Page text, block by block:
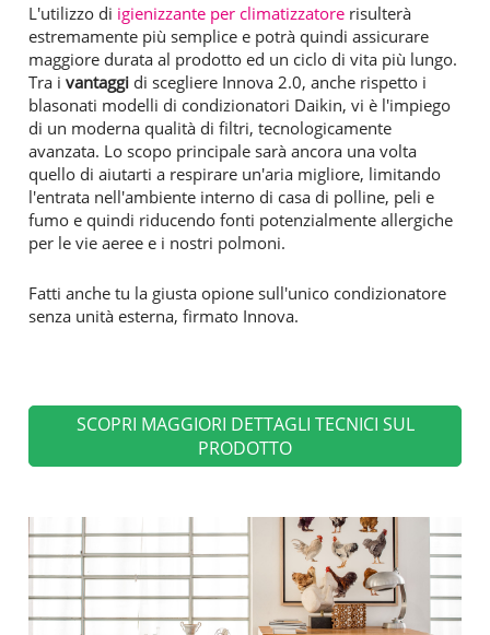
L'utilizzo di igienizzante per climatizzatore risulterà
estremamente più semplice e potrà quindi assicurare
maggiore durata al prodotto ed un ciclo di vita più lungo.
Tra i vantaggi di scegliere Innova 2.0, anche rispetto i
blasonati modelli di condizionatori Daikin, vi è l'impiego
di un moderna qualità di filtri, tecnologicamente
avanzata. Lo scopo principale sarà ancora una volta
quello di aiutarti a respirare un'aria migliore, limitando
l'entrata nell'ambiente interno di casa di polline, peli e
fumo e quindi riducendo fonti potenzialmente allergiche
per le vie aeree e i nostri polmoni.
Fatti anche tu la giusta opione sull'unico condizionatore
senza unità esterna, firmato Innova.
SCOPRI MAGGIORI DETTAGLI TECNICI SUL
PRODOTTO